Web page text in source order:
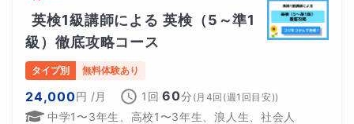
英検1級講師による 英検（5～準1
級）徹底攻略コース
タイプ別 無料体験あり
24,000円 /月 1回 60分 ( 月4回(週1回目安))
中学1〜3年生、高校1〜3年生、浪人生、社会人